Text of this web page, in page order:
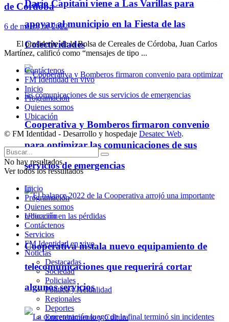
Darío Capitani viene a Las Varillas para
apoyar al municipio en la Fiesta de las
Colectividades
Cooperativa y Bomberos firmaron convenio
para optimizar las comunicaciones de sus
servicios de emergencias
Cooperativa instala nuevo equipamiento de
telecomunicaciones que requerirá cortar
algunos servicios
de Córdoba
6 de marzo de 2022
El presidente de la Bolsa de Cereales de Córdoba, Juan Carlos
Martínez, calificó como “mensajes de tipo ...
Contáctenos
FM Identidad en vivo
Inicio
Programación
Quienes somos
Ubicación
© FM Identidad - Desarrollo y hospedaje Desatec Web.
No hay resultados.
Ver todos los ressultados
Inicio
Programación
Quienes somos
Ubicación
Contáctenos
Servicios
FM Identidad en vivo
Noticias
Destacadas
Sociedad
Policiales
Política y Actualidad
Regionales
Deportes
Entretenimiento y Cultura